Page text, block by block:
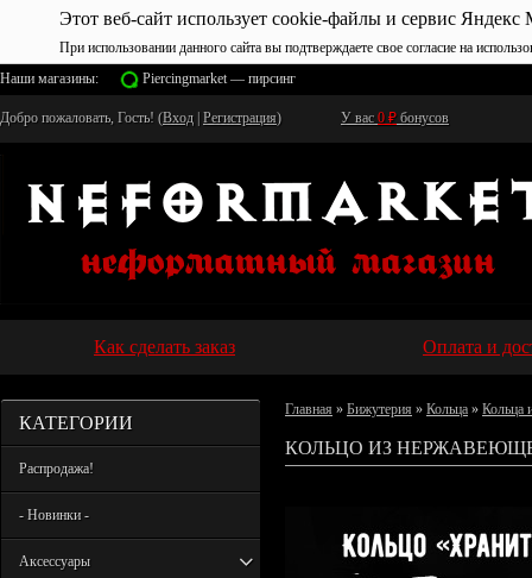
Этот веб-сайт использует cookie-файлы и сервис Яндекс
При использовании данного сайта вы подтверждаете свое согласие на
Наши магазины:
Piercingmarket — пирсинг
Добро пожаловать, Гость! (Вход Регистрация) У вас 0 ₽ бонусов
Как сделать заказ Оплата и
КАТЕГОРИИ
Распродажа!
- Новинки -
Аксессуары
Главная » Бижутерия » Кольца » Кольца
КОЛЬЦО ИЗ